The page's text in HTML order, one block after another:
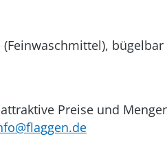
Preise und